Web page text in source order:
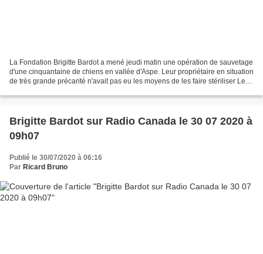
La Fondation Brigitte Bardot a mené jeudi matin une opération de sauvetage
d'une cinquantaine de chiens en vallée d'Aspe. Leur propriétaire en situation
de très grande précarité n'avait pas eu les moyens de les faire stériliser Les
Brigitte Bardot sur Radio Canada le 30 07 2020 à
09h07
Publié le 30/07/2020 à 06:16
Par Ricard Bruno